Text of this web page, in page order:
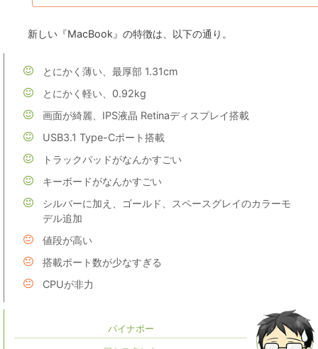
新しい『MacBook』の特徴は、以下の通り。
とにかく薄い、最厚部 1.31cm
とにかく軽い、0.92kg
画面が綺麗、IPS液晶 Retinaディスプレイ搭載
USB3.1 Type-Cポート搭載
トラックパッドがなんかすごい
キーボードがなんかすごい
シルバーに加え、ゴールド、スペースグレイのカラーモ
デル追加
値段が高い
搭載ポート数が少なすぎる
CPUが非力
パイナポー